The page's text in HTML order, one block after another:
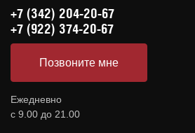
+7 (342) 204-20-67
+7 (922) 374-20-67
Позвоните мне
Ежедневно
с 9.00 до 21.00